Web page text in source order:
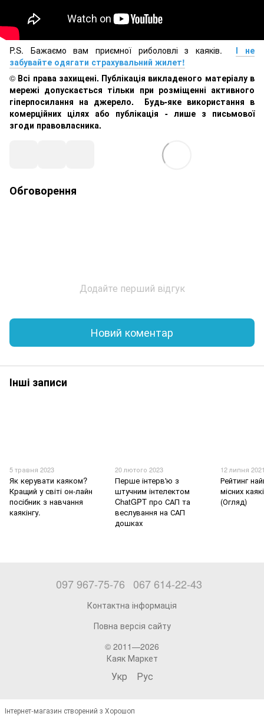
P.S. Бажаємо вам приємної риболовлі з каяків. І не
забувайте одягати страхувальний жилет!
© Всі права захищені. Публікація викладеного матеріалу в
мережі допускається тільки при розміщенні активного
гіперпосилання на джерело. Будь-яке використання в
комерційних цілях або публікація - лише з письмової
згоди правовласника.
Обговорення
Додайте перший відгук
Новий коментар
Інші записи
5 травня 2023
Як керувати каяком?
Кращий у світі он-лайн
посібник з навчання
каякінгу.
20 лютого 2023
Перше інтерв'ю з
штучним інтелектом
ChatGPT про САП та
веслування на САП
дошках
12 липня
Рейтинг
місних
(Огляд)
097 967-75-76 067 614-22-43
Контактна інформація
Повна версія сайту
© 2011—2026
Каяк Маркет
Укр Рус
Інтернет-магазин створений з Хорошоп